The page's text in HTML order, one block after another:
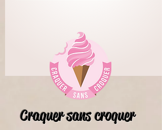
Craquer sans croquer